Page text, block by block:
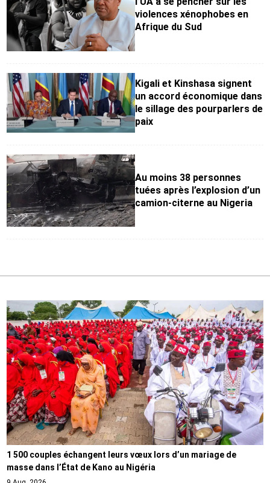
violences xénophobes en
Afrique du Sud
Kigali et Kinshasa signent
un accord économique dans
le sillage des pourparlers de
paix
Au moins 38 personnes
tuées après l’explosion d’un
camion-citerne au Nigeria
1 500 couples échangent leurs vœux lors d’un mariage de
masse dans l’État de Kano au Nigéria